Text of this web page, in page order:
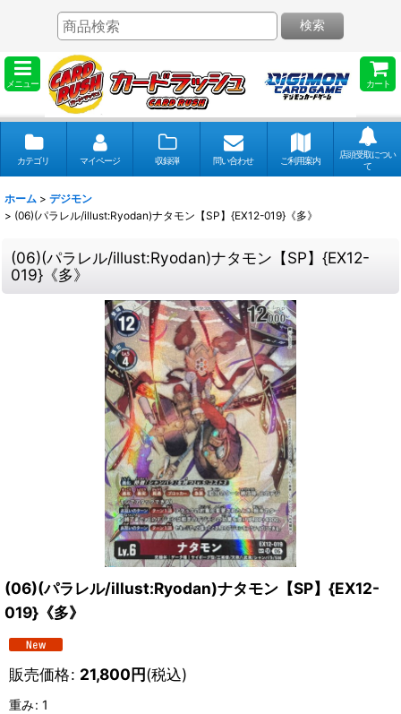
メニュー カート
検索
カテゴリ マイページ 収録弾 問い合わせ ご利用案内
店頭受取につい
て
ホーム > デジモン
> (06)(パラレル/illust:Ryodan)ナタモン【SP】{EX12-019}《多》
(06)(パラレル/illust:Ryodan)ナタモン【SP】{EX12-
019}《多》
(06)(パラレル/illust:Ryodan)ナタモン【SP】{EX12-
019}《多》
販売価格: 21,800円(税込)
重み: 1